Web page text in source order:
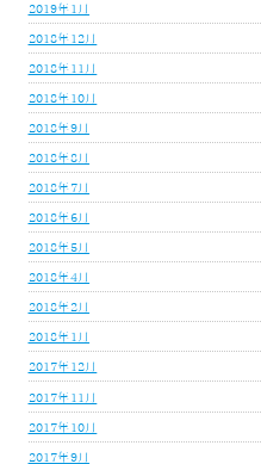
2019年1月
2018年12月
2018年11月
2018年10月
2018年9月
2018年8月
2018年7月
2018年6月
2018年5月
2018年4月
2018年2月
2018年1月
2017年12月
2017年11月
2017年10月
2017年9月